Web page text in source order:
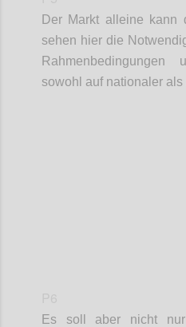
Der Markt alleine kann
sehen hier die
Rahmenbedingungen
sowohl aufnationaler als
Es soll aber nicht